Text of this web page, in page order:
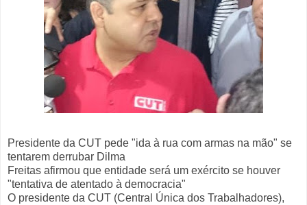
Presidente da CUT pede "ida à rua com armas na mão" se
tentarem derrubar Dilma
Freitas afirmou que entidade será um exército se houver
"tentativa de atentado à democracia"
O presidente da CUT (Central Única dos Trabalhadores),